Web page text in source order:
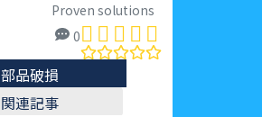
Proven solutions
0
部品破損
関連記事